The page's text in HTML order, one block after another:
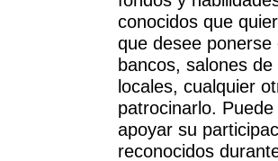
conocidos que
que desee
bancos, salones
locales, cualquier
patrocinarlo.
apoyar su
reconocidos